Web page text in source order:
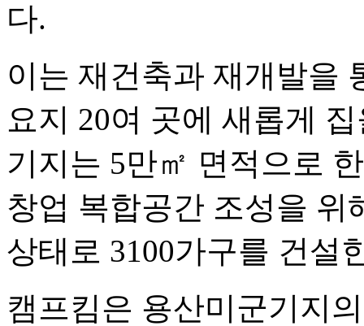
다.
이는 재건축과 재개발을
요지 20여 곳에 새롭게
기지는 5만㎡ 면적으로
창업 복합공간 조성을 위
상태로 3100가구를 건설
캠프킴은 용산미군기지